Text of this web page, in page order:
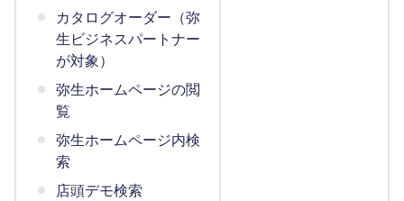
カタログオーダー（弥
生ビジネスパートナー
が対象）
弥生ホームページの閲
覧
弥生ホームページ内検
索
店頭デモ検索